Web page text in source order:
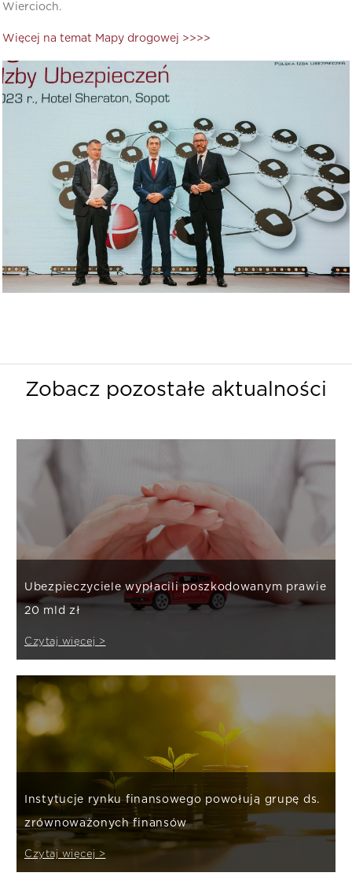
Wiercioch.
Więcej na temat Mapy drogowej >>>>
Zobacz pozostałe aktualności
Ubezpieczyciele wypłacili poszkodowanym prawie
20 mld zł
Czytaj więcej >
Instytucje rynku finansowego powołują grupę ds.
zrównoważonych finansów
Czytaj więcej >